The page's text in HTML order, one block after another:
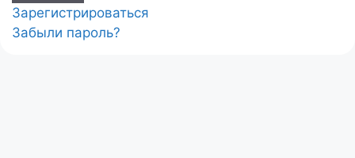
Зарегистрироваться
Забыли пароль?